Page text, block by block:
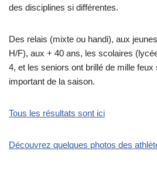
des disciplines si différentes.
Des relais (mixte ou handi), aux
H/F), aux + 40 ans, les scolaires
4, et les seniors ont brillé de mille
important de la saison.
Tous les résultats sont ici
Découvrez quelques photos des